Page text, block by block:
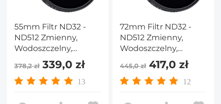
55mm Filtr ND32 -
ND512 Zmienny,
Wodoszczelny,
Odporny na
Zadrapania,
Wielowarstwowy,
378,2 zł339,0 zł
13
72mm Filtr ND32 -
ND512 Zmienny,
Wodoszczelny,
Odporny na
Zadrapania,
Wielowarstwowy,
445,0 zł417,0 zł
12